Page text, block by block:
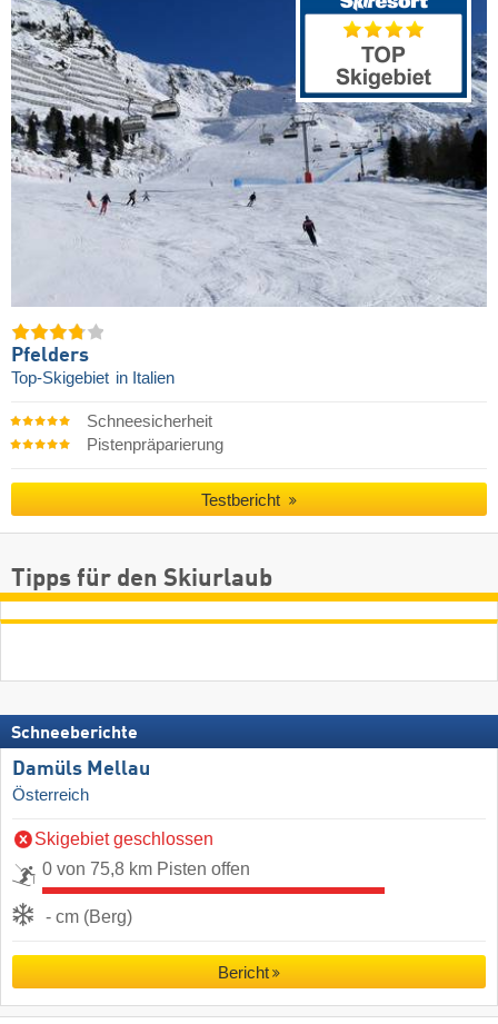
Pfelders
Top-Skigebiet in Italien
Schneesicherheit
Pistenpräparierung
Testbericht
Tipps für den Skiurlaub
Schneeberichte
Damüls Mellau
Österreich
Skigebiet geschlossen
0 von 75,8 km Pisten offen
- cm (Berg)
Bericht